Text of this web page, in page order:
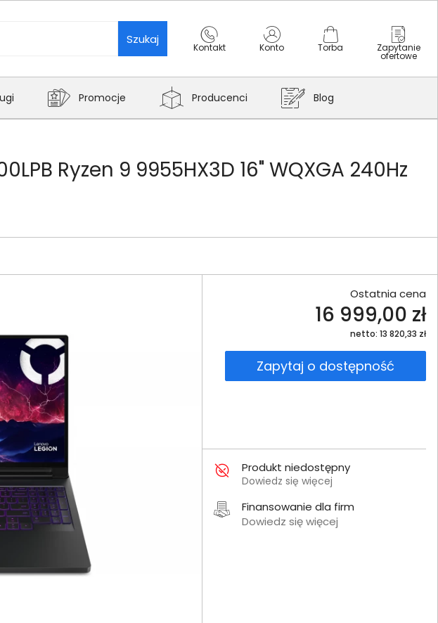
Szukaj
Kontakt Konto Torba Zapytanie
ofertowe
Promocje Producenci Blog
Ryzen 9 9955HX3D 16" WQXGA 240Hz
Ostatnia cena
16 999,00 zł
netto: 13 820,33 zł
Zapytaj o dostępność
Produkt niedostępny
Dowiedz się więcej
Finansowanie dla firm
Dowiedz się więcej